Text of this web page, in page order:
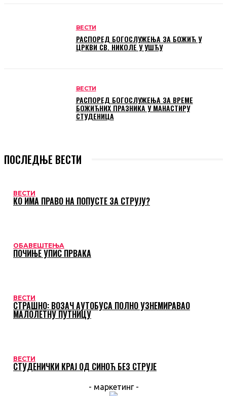
ВЕСТИ
РАСПОРЕД БОГОСЛУЖЕЊА ЗА БОЖИЋ У
ЦРКВИ СВ. НИКОЛЕ У УШЋУ
ВЕСТИ
РАСПОРЕД БОГОСЛУЖЕЊА ЗА ВРЕМЕ
БОЖИЋНИХ ПРАЗНИКА У МАНАСТИРУ
СТУДЕНИЦА
ПОСЛЕДЊЕ ВЕСТИ
ВЕСТИ
КО ИМА ПРАВО НА ПОПУСТЕ ЗА СТРУЈУ?
ОБАВЕШТЕЊА
ПОЧИЊЕ УПИС ПРВАКА
ВЕСТИ
СТРАШНО: ВОЗАЧ АУТОБУСА ПОЛНО УЗНЕМИРАВАО
МАЛОЛЕТНУ ПУТНИЦУ
ВЕСТИ
СТУДЕНИЧКИ КРАЈ ОД СИНОЋ БЕЗ СТРУЈЕ
- маркетинг -